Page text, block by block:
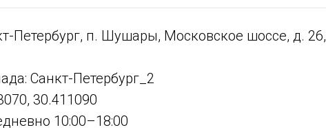
Петербург, п. Шушары, Московское шоссе, д. 26,
Санкт-Петербург_2
30.411090
10:00–18:00